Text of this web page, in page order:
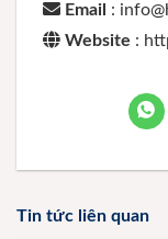
Email :
Website :
Tin tức liên quan